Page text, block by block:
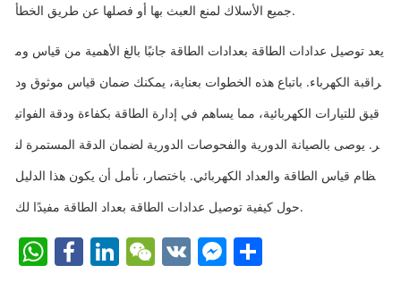
جميع الأسلاك لمنع العبث بها أو فصلها عن طريق الخطأ.
يعد توصيل عدادات الطاقة بعدادات الطاقة جانبًا بالغ الأهمية من قياس وم
راقبة الكهرباء. باتباع هذه الخطوات بعناية، يمكنك ضمان قياس موثوق ود
قيق للتيارات الكهربائية، مما يساهم في إدارة الطاقة بكفاءة ودقة الفواتي
ر. يوصى بالصيانة الدورية والفحوصات الدورية لضمان الدقة المستمرة لن
ظام قياس الطاقة والعداد الكهربائي. باختصار، نأمل أن يكون هذا الدليل
حول كيفية توصيل عدادات الطاقة بعداد الطاقة مفيدًا لك.
W F Li W V F